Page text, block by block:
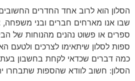
הסלון הוא לרוב אחד החדרים
שבו אנו מארחים חברים ובני משפחה,
ספרים או פשוט נהנים מהנוחות של
ספות לסלון שיתאימו לצרכים
כמה דברים שכדאי לקחת בחשבון בעת
הסלון: חשוב לוודא שהספות שתבחרו